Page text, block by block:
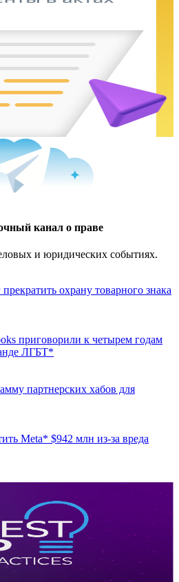
канал о праве
и юридических событиях.
охрану товарного знака
приговорили к четырем годам
ЛГБТ*
партнерских хабов для
Meta* $942 млн из-за вреда